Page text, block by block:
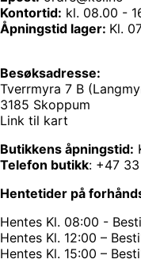
Kontortid: kl. 08.00 -
Åpningstid lager: Kl.
Besøksadresse:
Tverrmyra 7 B
3185 Skoppum
Link til kart
Butikkens åpningstid:
Telefon butikk: +47
Hentetider på
Hentes Kl. 08:00 -
Hentes Kl. 12:00 –
Hentes Kl. 15:00 –